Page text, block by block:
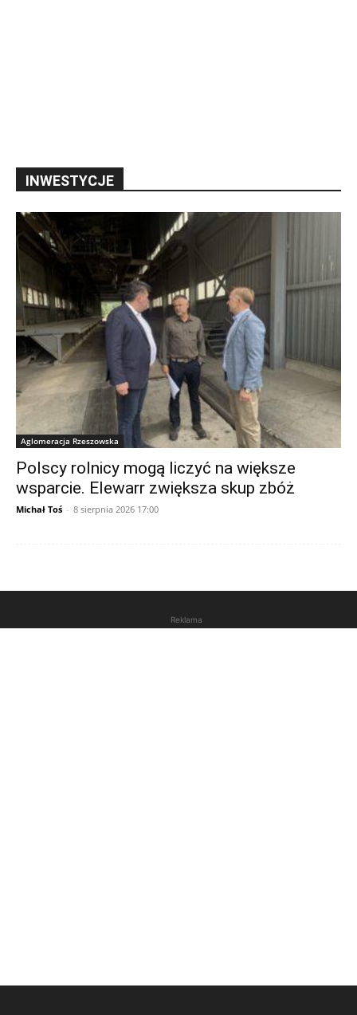
INWESTYCJE
Aglomeracja Rzeszowska
Polscy rolnicy mogą liczyć na większe
wsparcie. Elewarr zwiększa skup zbóż
Michał Toś - 8 sierpnia 2026 17:00
Reklama